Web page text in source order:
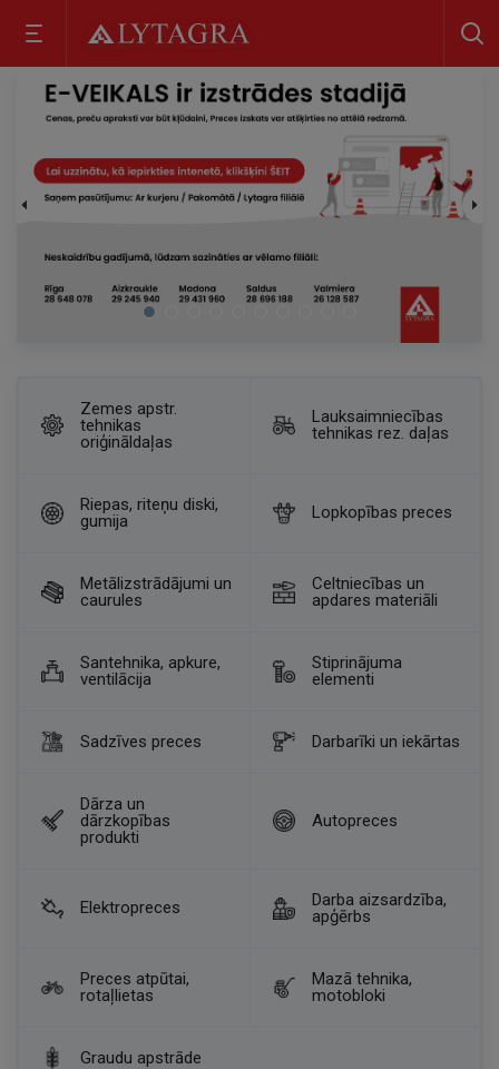
Zemes apstr.
tehnikas
oriģināldaļas
Lauksaimniecības
tehnikas rez. daļas
Riepas, riteņu diski,
gumija
Lopkopības preces
Metālizstrādājumi un
caurules
Celtniecības un
apdares materiāli
Santehnika, apkure,
ventilācija
Stiprinājuma
elementi
Sadzīves preces Darbarīki un iekārtas
Dārza un
dārzkopības
produkti
Autopreces
Elektropreces
Darba aizsardzība,
apģērbs
Preces atpūtai,
rotaļlietas
Mazā tehnika,
motobloki
Graudu apstrāde